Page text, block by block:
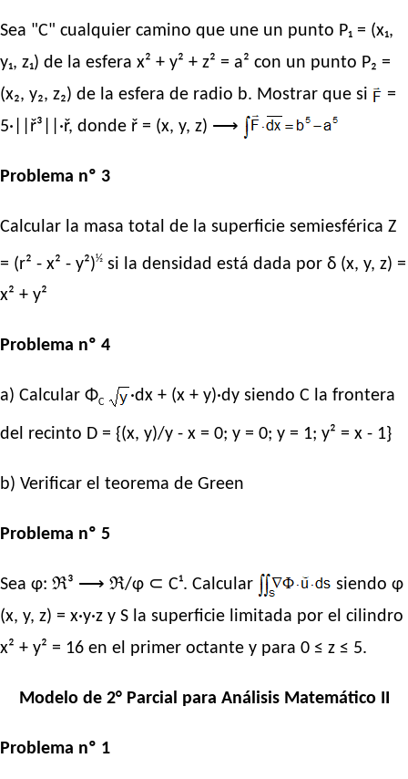
Sea "C" cualquier camino que une un punto P₁ = (x₁,
y₁, z₁) de la esfera x² + y² + z² = a² con un punto P₂ =
(x₂, y₂, z₂) de la esfera de radio b. Mostrar que si
=
5·||ř³||·ř, donde ř = (x, y, z) ⟶
Problema nº 3
Calcular la masa total de la superficie semiesférica Z
= (r² - x² - y²)½ si la densidad está dada por δ (x, y, z) =
x² + y²
Problema nº 4
a) Calcular ΦC ·dx + (x + y)·dy siendo C la frontera
del recinto D = {(x, y)/y - x = 0; y = 0; y = 1; y² = x - 1}
b) Verificar el teorema de Green
Problema nº 5
Sea φ: ℜ³ ⟶ ℜ/φ ⊂ C¹. Calcular
siendo φ
(x, y, z) = x·y·z y S la superficie limitada por el cilindro
x² + y² = 16 en el primer octante y para 0 ≤ z ≤ 5.
Modelo de 2° Parcial para Análisis Matemático II
Problema nº 1